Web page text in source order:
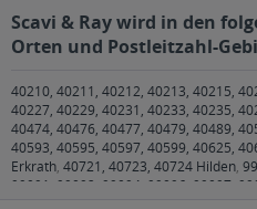
Scavi & Ray wird in den
Orten und Postleitzahl-
40210, 40211, 40212, 40213, 40215,
40227, 40229, 40231, 40233, 40235,
40474, 40476, 40477, 40479, 40489,
40593, 40595, 40597, 40599, 40625,
Erkrath, 40721, 40723, 40724 Hilden,
99091, 99092, 99094, 99096, 99097,